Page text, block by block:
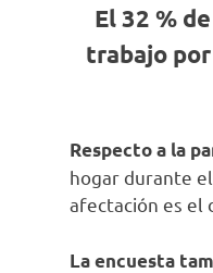
El 32 %
trabajo
Respecto a la
hogar durante
afectación es el
La encuesta